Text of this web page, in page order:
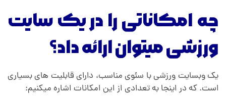
چه امکاناتی را در یک سایت
ورزشی میتوان ارائه داد؟
یک وبسایت ورزشی با سئوی مناسب، دارای قابلیت های بسیاری
است. که در اینجا به تعدادی از این امکانات اشاره میکنیم: